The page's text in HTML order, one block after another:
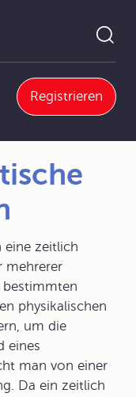
Registrieren
Schwingungen
eine zeitlich
mehrerer
bestimmten
physikalischen
um die
eines
man von einer
Da ein zeitlich